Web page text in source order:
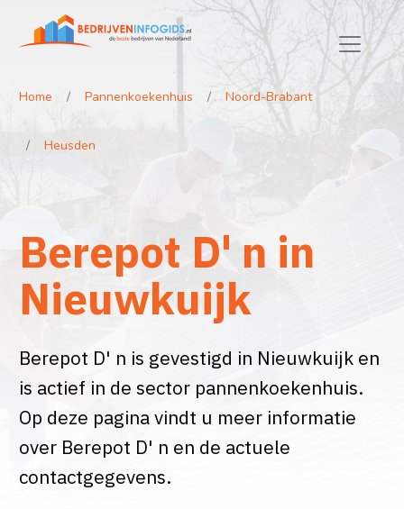
Home Pannenkoekenhuis Noord-Brabant
Heusden
Berepot D' n in
Nieuwkuijk
Berepot D' n is gevestigd in Nieuwkuijk en
is actief in de sector pannenkoekenhuis.
Op deze pagina vindt u meer informatie
over Berepot D' n en de actuele
contactgegevens.